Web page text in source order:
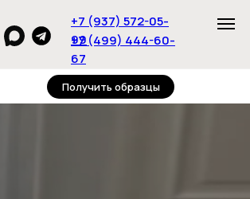
+7 (499) 444-60-
67
+7 (937) 572-05-
99
Получить образцы